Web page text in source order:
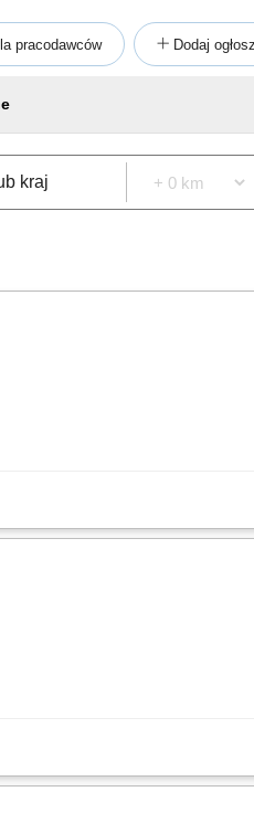
pracodawców Dodaj
zewnętrznych. Prowadzenie i
robót w branży drogowej,‎